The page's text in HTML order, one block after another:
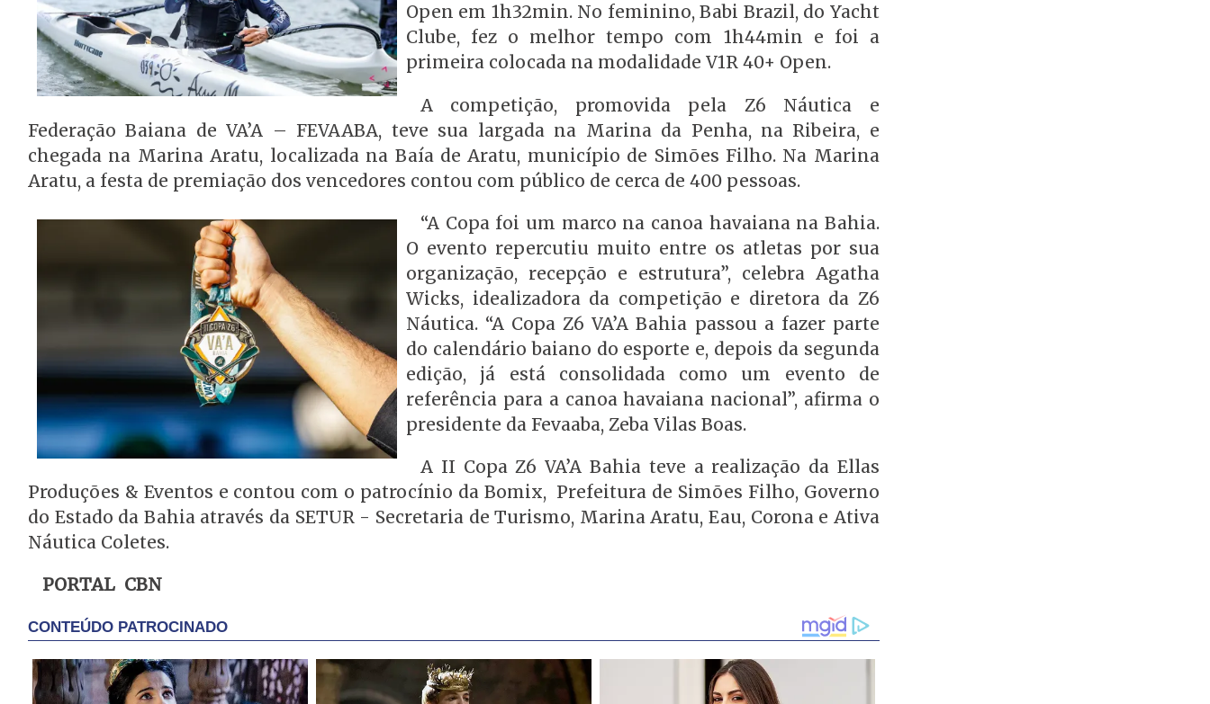
Open em 1h32min. No feminino, Babi Brazil, do Yacht
Clube, fez o melhor tempo com 1h44min e foi a
primeira colocada na modalidade V1R 40+ Open.
A competição, promovida pela Z6 Náutica e
Federação Baiana de VA’A – FEVAABA, teve sua largada na Marina da Penha, na Ribeira, e
chegada na Marina Aratu, localizada na Baía de Aratu, município de Simões Filho. Na Marina
Aratu, a festa de premiação dos vencedores contou com público de cerca de 400 pessoas.
“A Copa foi um marco na canoa havaiana na Bahia.
O evento repercutiu muito entre os atletas por sua
organização, recepção e estrutura”, celebra Agatha
Wicks, idealizadora da competição e diretora da Z6
Náutica. “A Copa Z6 VA’A Bahia passou a fazer parte
do calendário baiano do esporte e, depois da segunda
edição, já está consolidada como um evento de
referência para a canoa havaiana nacional”, afirma o
presidente da Fevaaba, Zeba Vilas Boas.
A II Copa Z6 VA’A Bahia teve a realização da Ellas
Produções & Eventos e contou com o patrocínio da Bomix, Prefeitura de Simões Filho, Governo
do Estado da Bahia através da SETUR - Secretaria de Turismo, Marina Aratu, Eau, Corona e Ativa
Náutica Coletes.
PORTAL CBN